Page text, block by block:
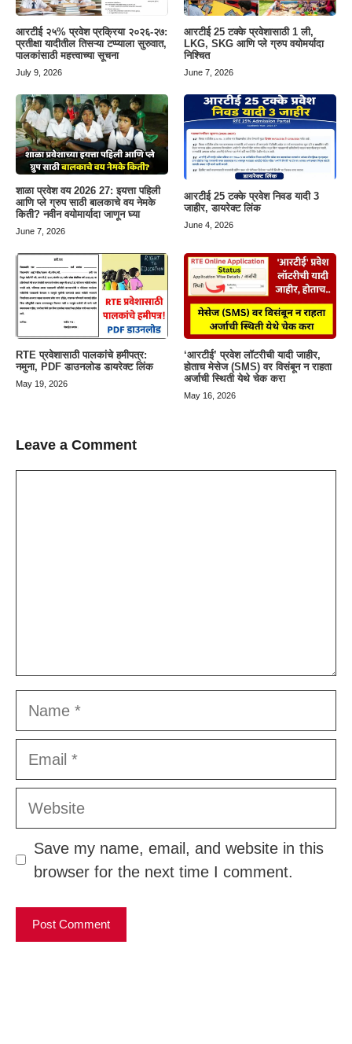
आरटीई २५% प्रवेश प्रक्रिया २०२६-२७:
प्रतीक्षा यादीतील तिसऱ्या टप्प्याला सुरुवात,
पालकांसाठी महत्त्वाच्या सूचना
July 9, 2026
आरटीई 25 टक्के प्रवेशासाठी 1 ली,
LKG, SKG आणि प्ले ग्रुप वयोमर्यादा
निश्चित
June 7, 2026
शाळा प्रवेश वय 2026 27: इयत्ता पहिली
आणि प्ले ग्रुप साठी बालकाचे वय नेमके
किती? नवीन वयोमार्यादा जाणून घ्या
June 7, 2026
आरटीई 25 टक्के प्रवेश निवड यादी 3
जाहीर, डायरेक्ट लिंक
June 4, 2026
RTE प्रवेशासाठी पालकांचे हमीपत्र:
नमुना, PDF डाउनलोड डायरेक्ट लिंक
May 19, 2026
‘आरटीई’ प्रवेश लॉटरीची यादी जाहीर,
होताच मेसेज (SMS) वर विसंबून न राहता
अर्जाची स्थिती येथे चेक करा
May 16, 2026
Leave a Comment
Name
Email
Website
Save my name, email, and website in this
browser for the next time I comment.